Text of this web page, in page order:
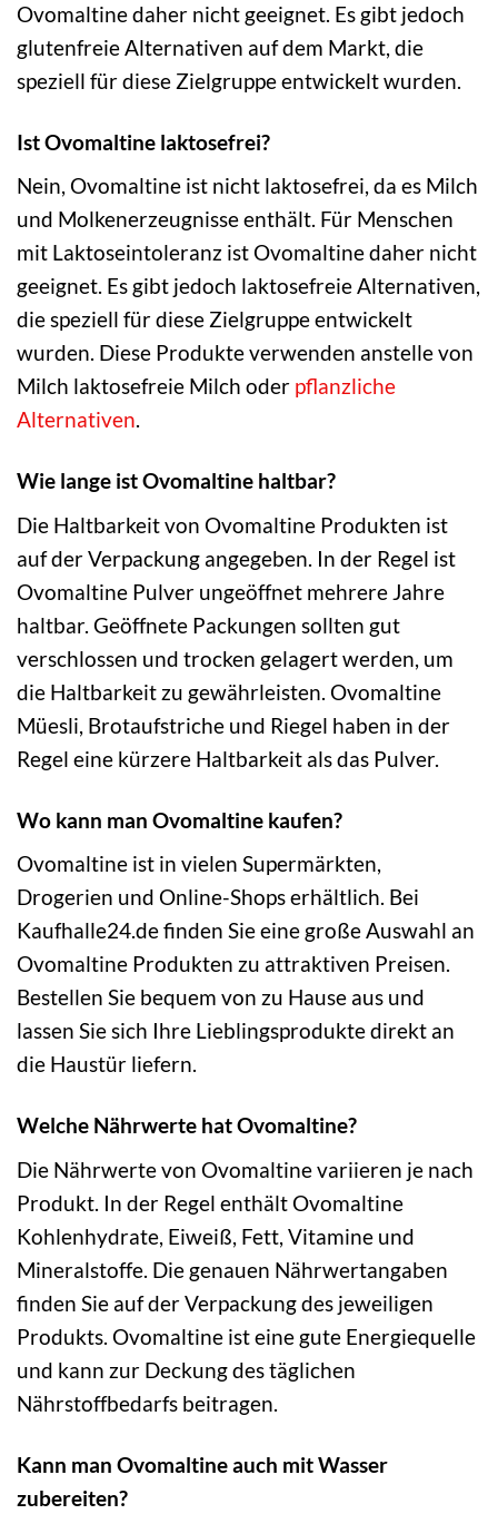
Ovomaltine daher nicht geeignet. Es gibt jedoch
glutenfreie Alternativen auf dem Markt, die
speziell für diese Zielgruppe entwickelt wurden.
Ist Ovomaltine laktosefrei?
Nein, Ovomaltine ist nicht laktosefrei, da es Milch
und Molkenerzeugnisse enthält. Für Menschen
mit Laktoseintoleranz ist Ovomaltine daher nicht
geeignet. Es gibt jedoch laktosefreie Alternativen,
die speziell für diese Zielgruppe entwickelt
wurden. Diese Produkte verwenden anstelle von
Milch laktosefreie Milch oder pflanzliche
Alternativen.
Wie lange ist Ovomaltine haltbar?
Die Haltbarkeit von Ovomaltine Produkten ist
auf der Verpackung angegeben. In der Regel ist
Ovomaltine Pulver ungeöffnet mehrere Jahre
haltbar. Geöffnete Packungen sollten gut
verschlossen und trocken gelagert werden, um
die Haltbarkeit zu gewährleisten. Ovomaltine
Müesli, Brotaufstriche und Riegel haben in der
Regel eine kürzere Haltbarkeit als das Pulver.
Wo kann man Ovomaltine kaufen?
Ovomaltine ist in vielen Supermärkten,
Drogerien und Online-Shops erhältlich. Bei
Kaufhalle24.de finden Sie eine große Auswahl an
Ovomaltine Produkten zu attraktiven Preisen.
Bestellen Sie bequem von zu Hause aus und
lassen Sie sich Ihre Lieblingsprodukte direkt an
die Haustür liefern.
Welche Nährwerte hat Ovomaltine?
Die Nährwerte von Ovomaltine variieren je nach
Produkt. In der Regel enthält Ovomaltine
Kohlenhydrate, Eiweiß, Fett, Vitamine und
Mineralstoffe. Die genauen Nährwertangaben
finden Sie auf der Verpackung des jeweiligen
Produkts. Ovomaltine ist eine gute Energiequelle
und kann zur Deckung des täglichen
Nährstoffbedarfs beitragen.
Kann man Ovomaltine auch mit Wasser
zubereiten?